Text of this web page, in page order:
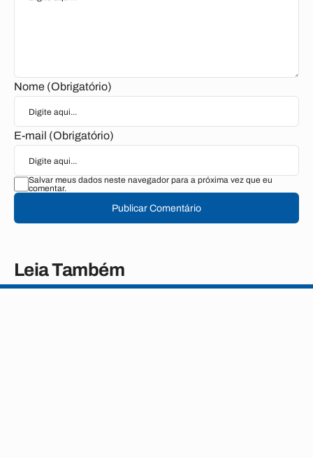
Nome (Obrigatório)
E-mail (Obrigatório)
Salvar meus dados neste navegador para a próxima vez que eu
comentar.
Publicar Comentário
Leia Também